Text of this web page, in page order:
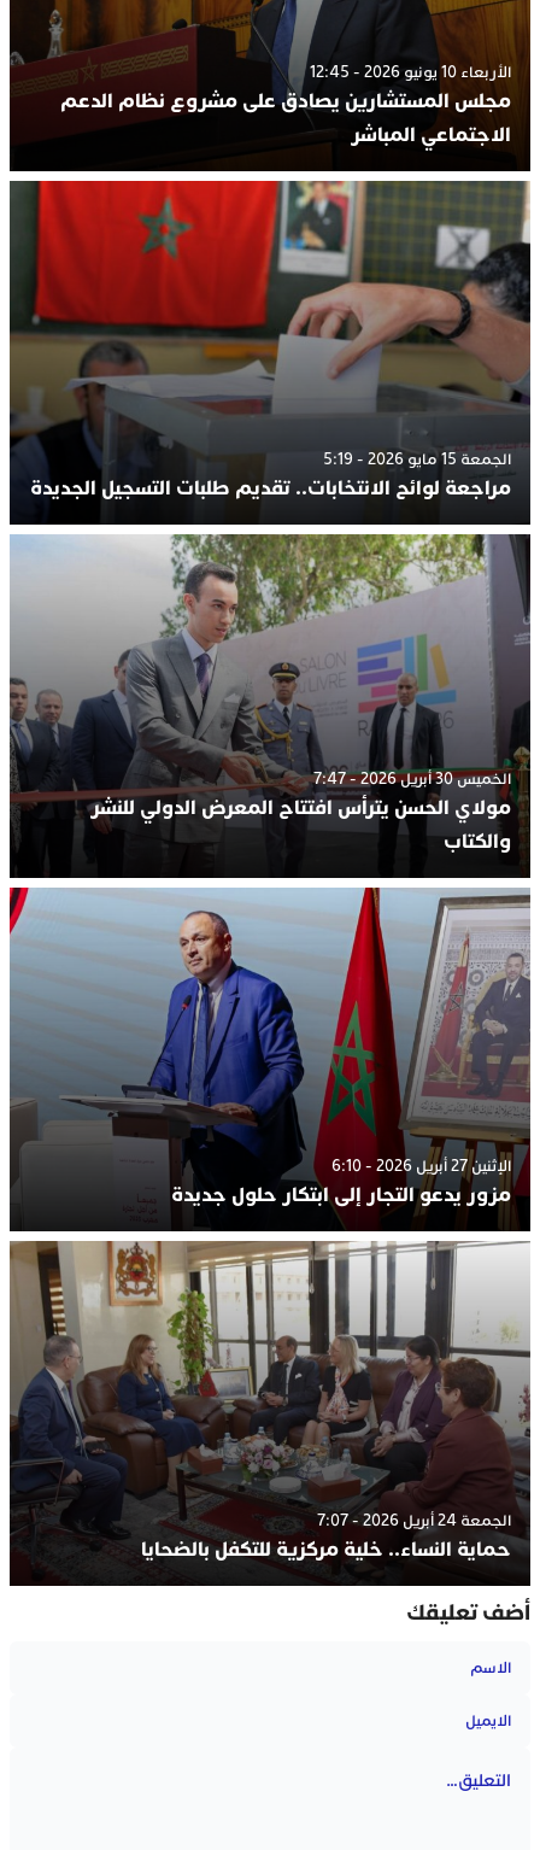
الأربعاء 10 يونيو 2026 - 12:45
مجلس المستشارين يصادق على مشروع نظام الدعم
الاجتماعي المباشر
الجمعة 15 مايو 2026 - 5:19
مراجعة لوائح الانتخابات.. تقديم طلبات التسجيل الجديدة
الخميس 30 أبريل 2026 - 7:47
مولاي الحسن يترأس افتتاح المعرض الدولي للنشر
والكتاب
الإثنين 27 أبريل 2026 - 6:10
مزور يدعو التجار إلى ابتكار حلول جديدة
الجمعة 24 أبريل 2026 - 7:07
حماية النساء.. خلية مركزية للتكفل بالضحايا
أضف تعليقك